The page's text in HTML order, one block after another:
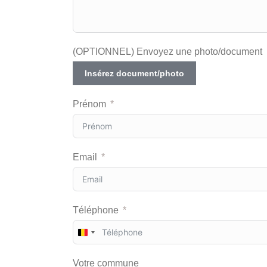
(OPTIONNEL) Envoyez une photo/document
Insérez document/photo
Prénom
Email
Téléphone
B
e
Votre commune